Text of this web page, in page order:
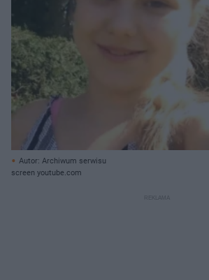
Autor: Archiwum serwisu
screen youtube.com